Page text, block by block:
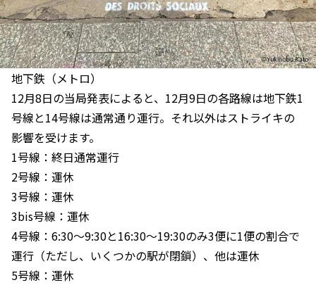
地下鉄（メトロ）
12月8日の当局発表によると、12月9日の各路線は地下鉄1
号線と14号線は通常通り運行。それ以外はストライキの
影響を受けます。
1号線：終日通常運行
2号線：運休
3号線：運休
3bis号線：運休
4号線：6:30〜9:30と16:30〜19:30のみ3便に1便の割合で
運行（ただし、いくつかの駅が閉鎖）、他は運休
5号線：運休